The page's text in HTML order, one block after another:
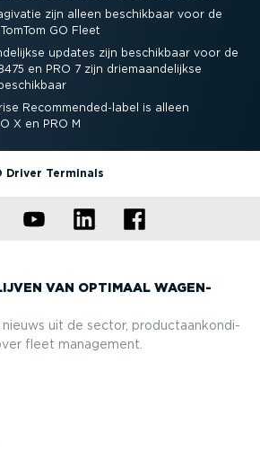
zijn alleen beschikbaar voor de
GO Fleet
updates zijn beschikbaar voor de
en PRO 7 zijn driemaan­de­lijkse
Recom­men­de­d-label is alleen
X en PRO M
Driver Terminals
VAN OPTIMAAL WAGEN­
uit de sector, product­aan­kon­di­
fleet management.